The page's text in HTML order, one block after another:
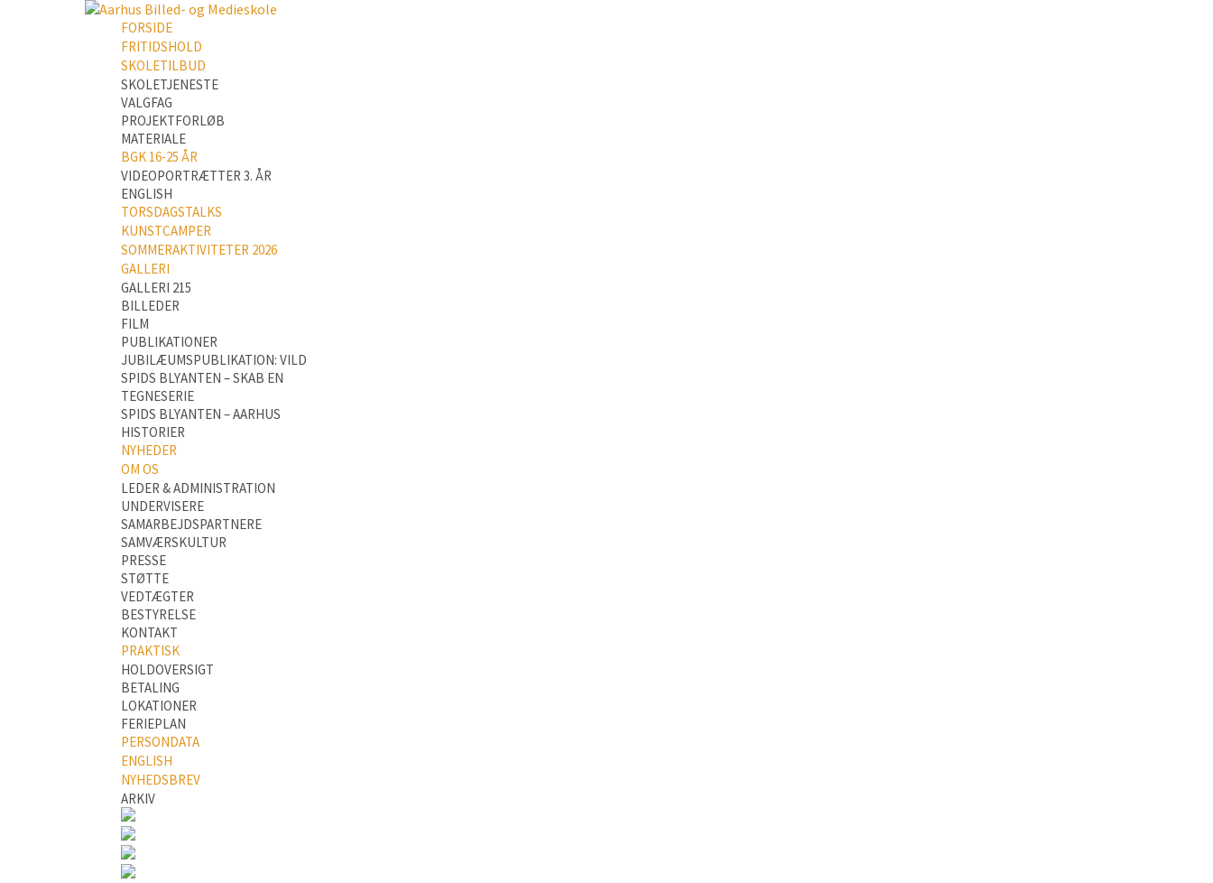
FORSIDE
FRITIDSHOLD
SKOLETILBUD
SKOLETJENESTE
VALGFAG
PROJEKTFORLØB
MATERIALE
BGK 16-25 ÅR
VIDEOPORTRÆTTER 3. ÅR
ENGLISH
TORSDAGSTALKS
KUNSTCAMPER
SOMMERAKTIVITETER 2026
GALLERI
GALLERI 215
BILLEDER
FILM
PUBLIKATIONER
JUBILÆUMSPUBLIKATION: VILD
SPIDS BLYANTEN – SKAB EN
TEGNESERIE
SPIDS BLYANTEN – AARHUS
HISTORIER
NYHEDER
OM OS
LEDER & ADMINISTRATION
UNDERVISERE
SAMARBEJDSPARTNERE
SAMVÆRSKULTUR
PRESSE
STØTTE
VEDTÆGTER
BESTYRELSE
KONTAKT
PRAKTISK
HOLDOVERSIGT
BETALING
LOKATIONER
FERIEPLAN
PERSONDATA
ENGLISH
NYHEDSBREV
ARKIV